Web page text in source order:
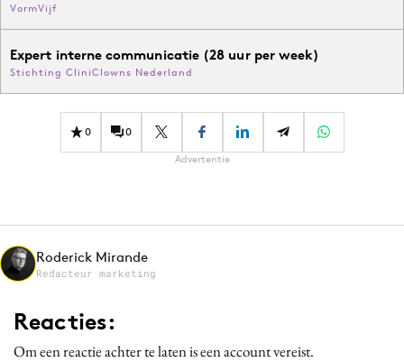
VormVijf
Expert interne communicatie (28 uur per week)
Stichting CliniClowns Nederland
0 0
Advertentie
Roderick Mirande
Redacteur marketing
Reacties:
Om een reactie achter te laten is een account vereist.